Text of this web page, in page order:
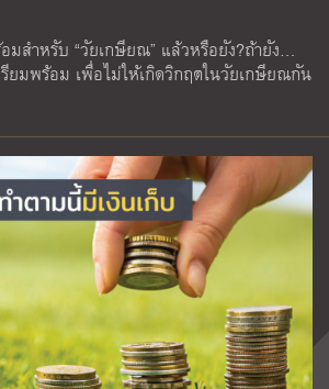
มสำหรับ “วัยเกษียณ” แล้วหรือยัง?ถ้ายัง…
ยมพร้อม เพื่อไม่ให้เกิดวิกฤตในวัยเกษียณกัน